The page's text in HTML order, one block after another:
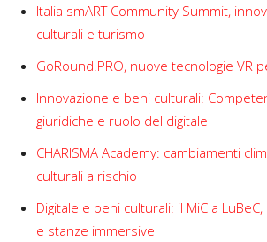
Italia smART Community Summit,
culturali e turismo
GoRound.PRO, nuove tecnologie VR
Innovazione e beni culturali:
giuridiche e ruolo del digitale
CHARISMA Academy: cambiamenti
culturali a rischio
Digitale e beni culturali: il MiC a
e stanze immersive